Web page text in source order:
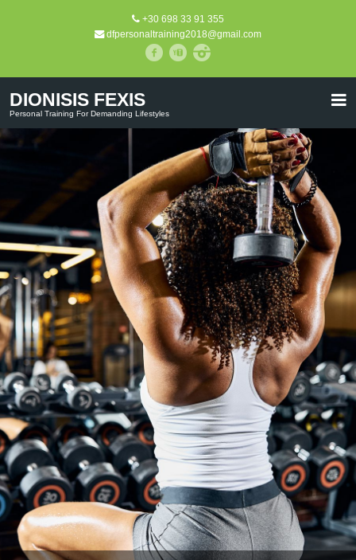
+30 698 33 91 355
dfpersonaltraining2018@gmail.com
DIONISIS FEXIS
Personal Training For Demanding Lifestyles